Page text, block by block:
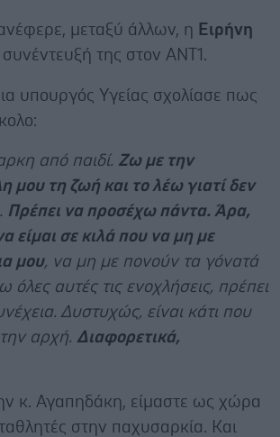
μεταξύ άλλων, η Ειρήνη
συνέντευξή της στον ΑΝΤ1.
υπουργός Υγείας σχολίασε πως
από παιδί. Ζω με την
μου τη ζωή και το λέω γιατί δεν
Πρέπει να προσέχω πάντα. Άρα,
είμαι σε κιλά που να μη με
μου, να μη με πονούν τα γόνατά
όλες αυτές τις ενοχλήσεις, πρέπει
Δυστυχώς, είναι κάτι που
αρχή. Διαφορετικά,
κ. Αγαπηδάκη, είμαστε ως χώρα
στην παχυσαρκία. Και